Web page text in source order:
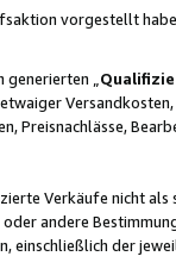
vorgestellt
„
Preisnachlässe,
Verkäufe nicht
andere
einschließlich der